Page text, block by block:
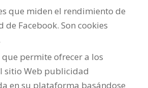
que miden el rendimiento de
Facebook. Son cookies
que permite ofrecer a los
sitio Web publicidad
en su plataforma basándose